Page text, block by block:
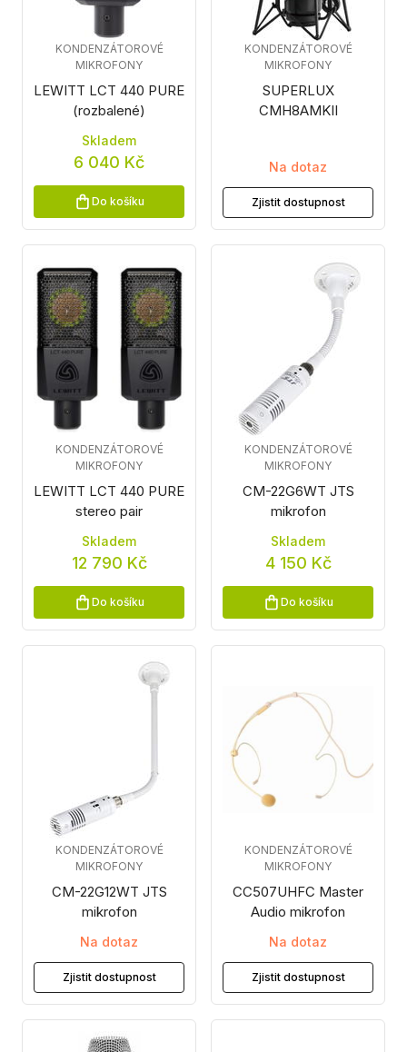
LEWITT LCT 440 PURE
(rozbalené)
KONDENZÁTOROVÉ
MIKROFONY
Skladem
6 040 Kč
Do košíku
SUPERLUX
CMH8AMKII
KONDENZÁTOROVÉ
MIKROFONY
Na dotaz
Zjistit dostupnost
LEWITT LCT 440 PURE
stereo pair
KONDENZÁTOROVÉ
MIKROFONY
Skladem
12 790 Kč
Do košíku
CM-22G6WT JTS
mikrofon
KONDENZÁTOROVÉ
MIKROFONY
Skladem
4 150 Kč
Do košíku
CM-22G12WT JTS
mikrofon
KONDENZÁTOROVÉ
MIKROFONY
Na dotaz
Zjistit dostupnost
CC507UHFC Master
Audio mikrofon
KONDENZÁTOROVÉ
MIKROFONY
Na dotaz
Zjistit dostupnost